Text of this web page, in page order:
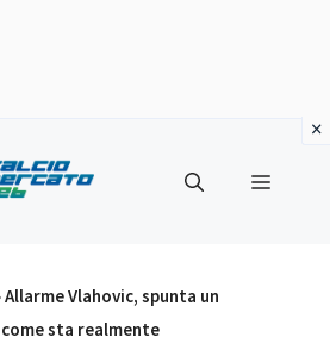
Menu
Allarme Vlahovic, spunta un
sta realmente